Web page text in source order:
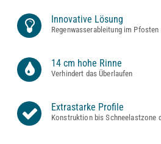
Innovative Lösung
Regenwasserableitung im Pfosten
14 cm hohe Rinne
Verhindert das Überlaufen
Extrastarke Profile
Konstruktion bis Schneelastzone